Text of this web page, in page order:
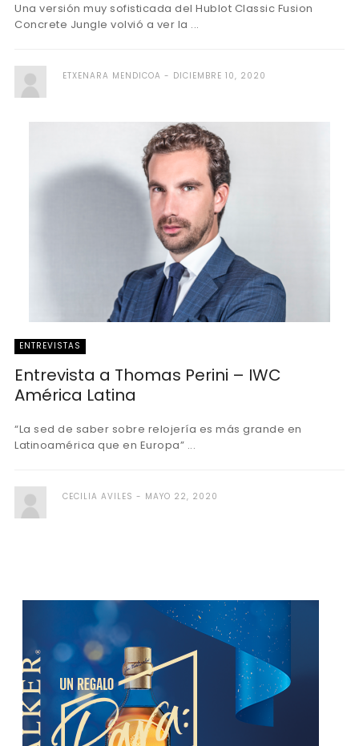
Una versión muy sofisticada del Hublot Classic Fusion
Concrete Jungle volvió a ver la ...
ETXENARA MENDICOA DICIEMBRE 10, 2020
ENTREVISTAS
Entrevista a Thomas Perini – IWC
América Latina
“La sed de saber sobre relojería es más grande en
Latinoamérica que en Europa” ...
CECILIA AVILES MAYO 22, 2020